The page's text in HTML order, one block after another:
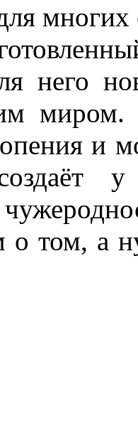
многих
него
миром.
и
у
о том, а